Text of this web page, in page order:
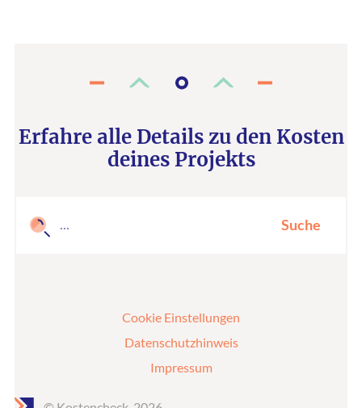
Erfahre alle Details zu den Kosten
deines Projekts
Suche
Cookie Einstellungen
Datenschutzhinweis
Impressum